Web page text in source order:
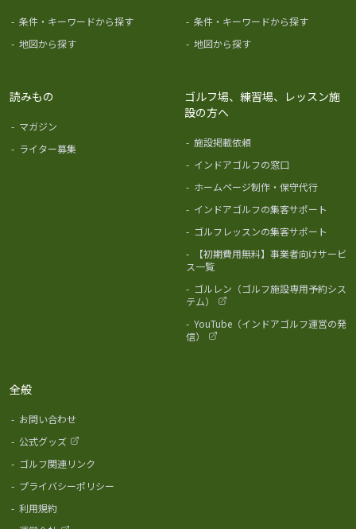
- 条件・キーワードから探す
- 地図から探す
- 条件・キーワードから探す
- 地図から探す
読みもの
- マガジン
- ライター募集
ゴルフ場、練習場、レッスン施
設の方へ
- 施設掲載依頼
- インドアゴルフの窓口
- ホームページ制作・保守代行
- インドアゴルフの集客サポート
- ゴルフレッスンの集客サポート
-
【初期費用無料】事業者向けサービ
ス一覧
- ゴルレン（ゴルフ施設専用予約シス
テム）
- YouTube（インドアゴルフ運営の発
信）
全般
- お問い合わせ
- 公式グッズ
- ゴルフ関連リンク
- プライバシーポリシー
- 利用規約